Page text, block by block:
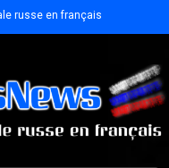
russe en français